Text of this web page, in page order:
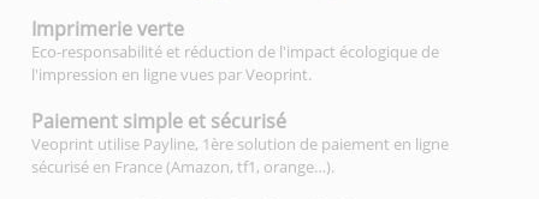
Imprimerieverte
Eco-responsabilité et réduction de l'impact écologique de
l'impression en ligne vues par Veoprint.
Paiement simple et sécurisé
Veoprint utilise Payline, 1ère solution de paiement en ligne
sécurisé en France (Amazon, tf1, orange…).